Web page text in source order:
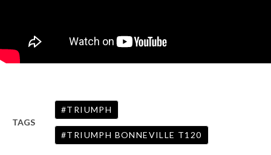
TAGS
TRIUMPH
TRIUMPH BONNEVILLE T120